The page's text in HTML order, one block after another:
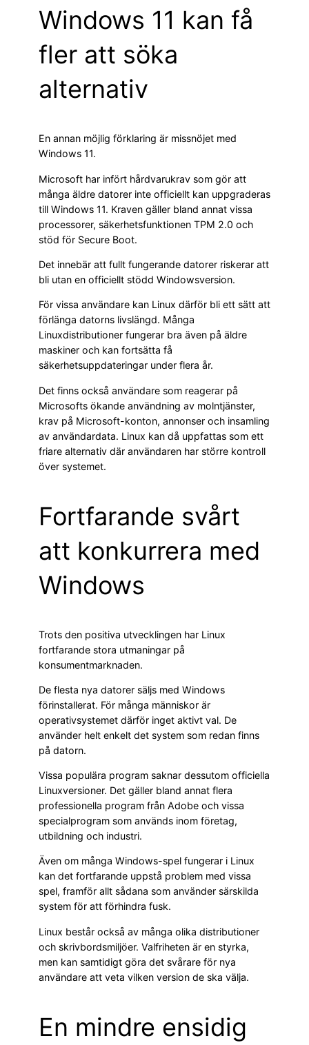
Windows 11 kan få
fler att söka
alternativ
En annan möjlig förklaring är missnöjet med
Windows 11.
Microsoft har infört hårdvarukrav som gör att
många äldre datorer inte officiellt kan uppgraderas
till Windows 11. Kraven gäller bland annat vissa
processorer, säkerhetsfunktionen TPM 2.0 och
stöd för Secure Boot.
Det innebär att fullt fungerande datorer riskerar att
bli utan en officiellt stödd Windowsversion.
För vissa användare kan Linux därför bli ett sätt att
förlänga datorns livslängd. Många
Linuxdistributioner fungerar bra även på äldre
maskiner och kan fortsätta få
säkerhetsuppdateringar under flera år.
Det finns också användare som reagerar på
Microsofts ökande användning av molntjänster,
krav på Microsoft-konton, annonser och insamling
av användardata. Linux kan då uppfattas som ett
friare alternativ där användaren har större kontroll
över systemet.
Fortfarande svårt
att konkurrera med
Windows
Trots den positiva utvecklingen har Linux
fortfarande stora utmaningar på
konsumentmarknaden.
De flesta nya datorer säljs med Windows
förinstallerat. För många människor är
operativsystemet därför inget aktivt val. De
använder helt enkelt det system som redan finns
på datorn.
Vissa populära program saknar dessutom officiella
Linuxversioner. Det gäller bland annat flera
professionella program från Adobe och vissa
specialprogram som används inom företag,
utbildning och industri.
Även om många Windows-spel fungerar i Linux
kan det fortfarande uppstå problem med vissa
spel, framför allt sådana som använder särskilda
system för att förhindra fusk.
Linux består också av många olika distributioner
och skrivbordsmiljöer. Valfriheten är en styrka,
men kan samtidigt göra det svårare för nya
användare att veta vilken version de ska välja.
En mindre ensidig